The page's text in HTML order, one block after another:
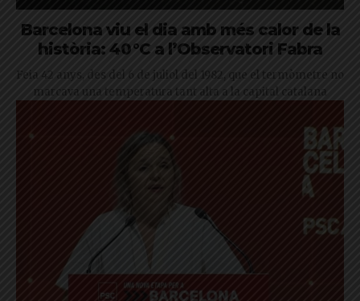
Barcelona viu el dia amb més calor de la
història: 40 °C a l’Observatori Fabra
Feia 42 anys, des del 6 de juliol del 1982, que el termòmetre no
marcava una temperatura tant alta a la capital catalana